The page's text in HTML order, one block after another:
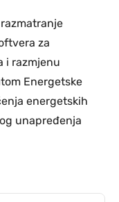
za
i razmjenu
Energetske
energetskih
unapređenja